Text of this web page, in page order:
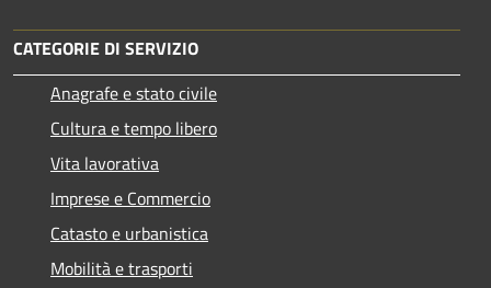
CATEGORIE DI SERVIZIO
Anagrafe e stato civile
Cultura e tempo libero
Vita lavorativa
Imprese e Commercio
Catasto e urbanistica
Mobilità e trasporti